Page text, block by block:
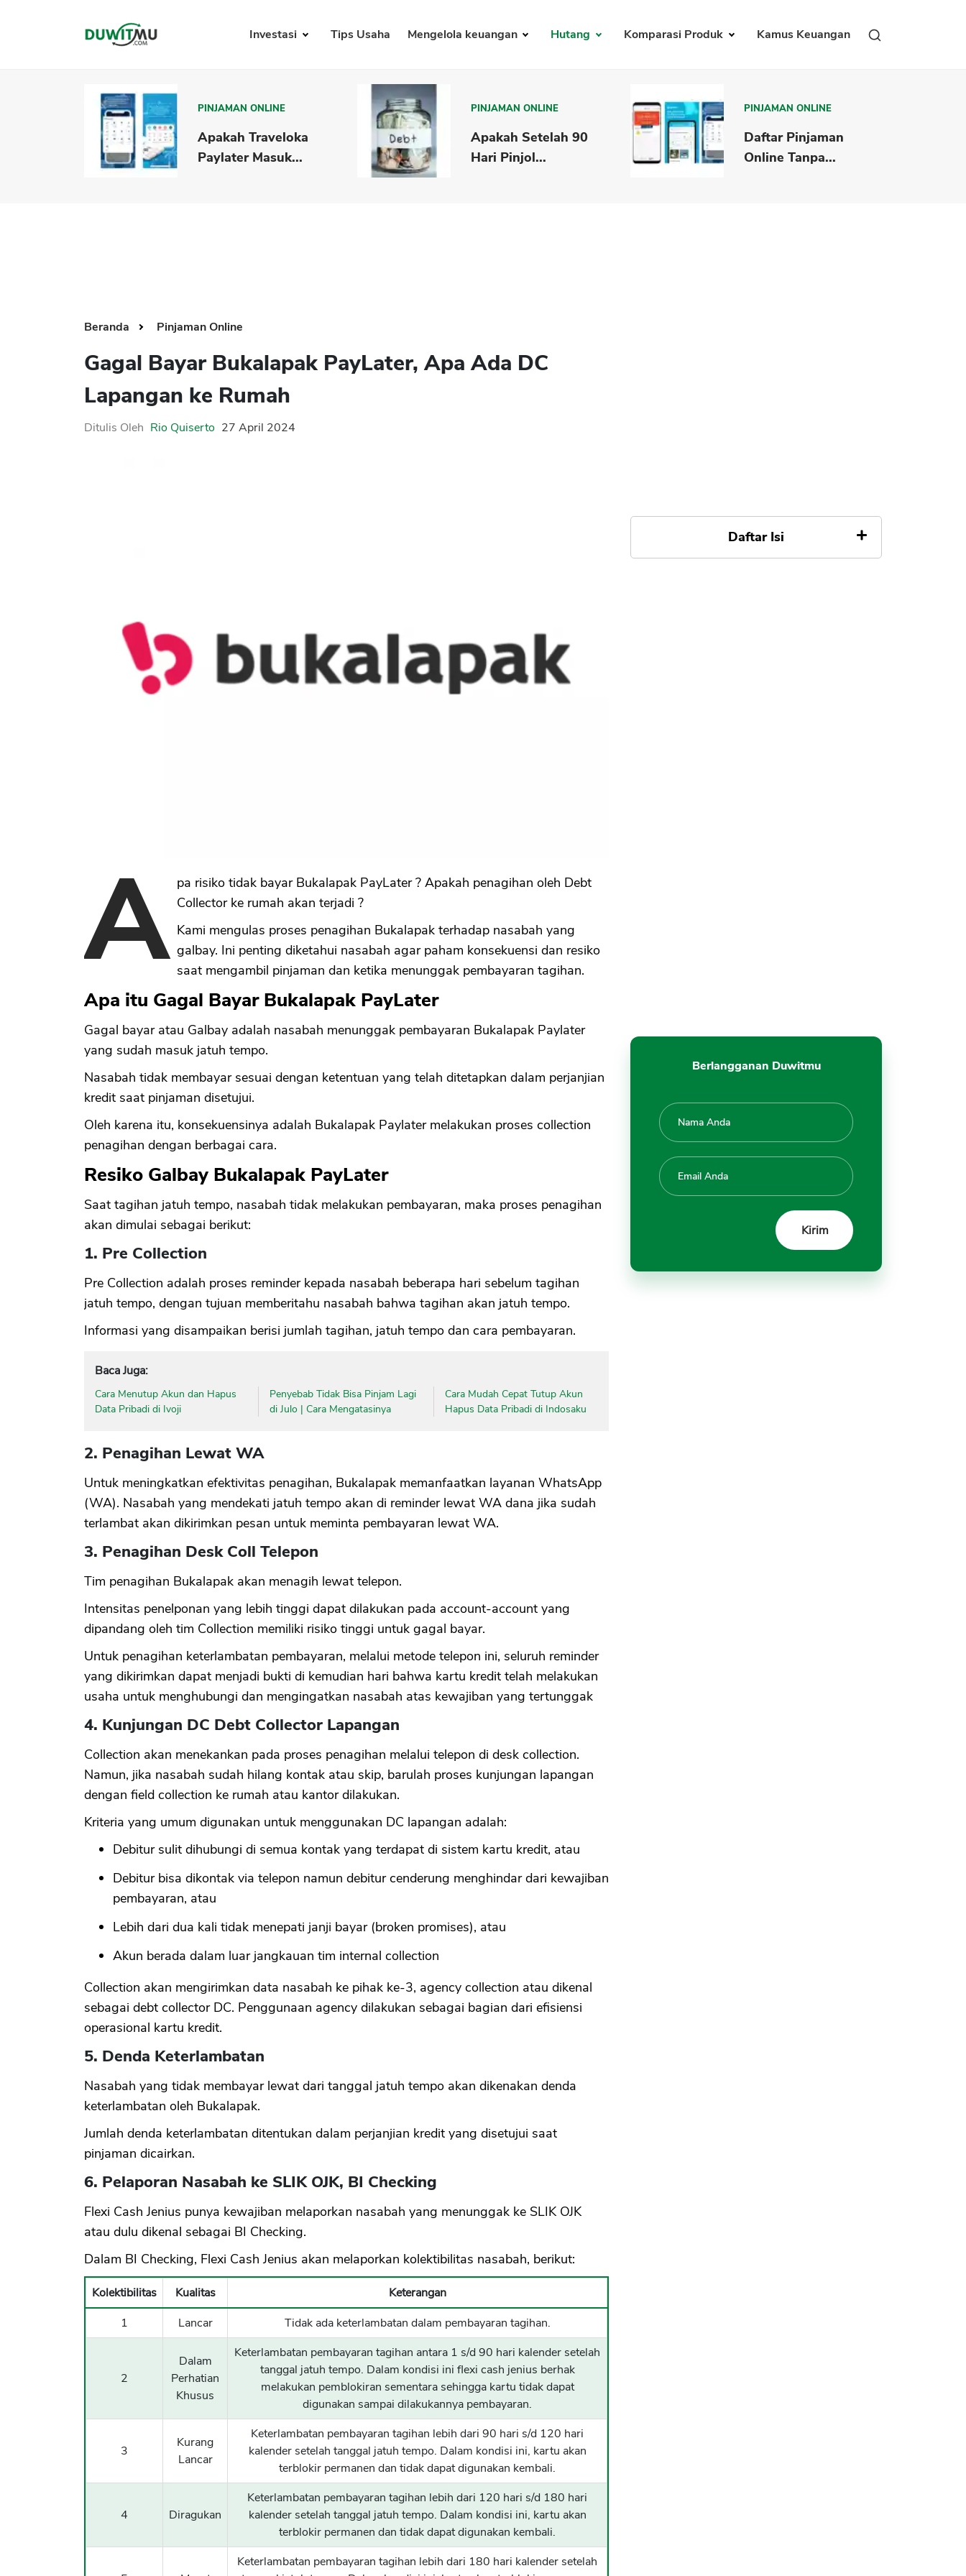
Investasi Tips Usaha Mengelola keuangan Hutang Komparasi Produk Kamus Keuangan
PINJAMAN ONLINE
Apakah Traveloka
Paylater Masuk...
PINJAMAN ONLINE
Apakah Setelah 90
Hari Pinjol...
PINJAMAN ONLINE
Daftar Pinjaman
Online Tanpa...
Beranda Pinjaman Online
Gagal Bayar Bukalapak PayLater, Apa Ada DC
Lapangan ke Rumah
Ditulis Oleh Rio Quiserto 27 April 2024
A pa risiko tidak bayar Bukalapak PayLater ? Apakah penagihan oleh Debt
Collector ke rumah akan terjadi ?
Kami mengulas proses penagihan Bukalapak terhadap nasabah yang
galbay. Ini penting diketahui nasabah agar paham konsekuensi dan resiko
saat mengambil pinjaman dan ketika menunggak pembayaran tagihan.
Apa itu Gagal Bayar Bukalapak PayLater
Gagal bayar atau Galbay adalah nasabah menunggak pembayaran Bukalapak Paylater
yang sudah masuk jatuh tempo.
Nasabah tidak membayar sesuai dengan ketentuan yang telah ditetapkan dalam perjanjian
kredit saat pinjaman disetujui.
Oleh karena itu, konsekuensinya adalah Bukalapak Paylater melakukan proses collection
penagihan dengan berbagai cara.
Resiko Galbay Bukalapak PayLater
Saat tagihan jatuh tempo, nasabah tidak melakukan pembayaran, maka proses penagihan
akan dimulai sebagai berikut:
1. Pre Collection
Pre Collection adalah proses reminder kepada nasabah beberapa hari sebelum tagihan
jatuh tempo, dengan tujuan memberitahu nasabah bahwa tagihan akan jatuh tempo.
Informasi yang disampaikan berisi jumlah tagihan, jatuh tempo dan cara pembayaran.
Baca Juga:
Cara Menutup Akun dan Hapus
Data Pribadi di Ivoji
Penyebab Tidak Bisa Pinjam Lagi
di Julo | Cara Mengatasinya
Cara Mudah Cepat Tutup Akun
Hapus Data Pribadi di Indosaku
2. Penagihan Lewat WA
Untuk meningkatkan efektivitas penagihan, Bukalapak memanfaatkan layanan WhatsApp
(WA). Nasabah yang mendekati jatuh tempo akan di reminder lewat WA dana jika sudah
terlambat akan dikirimkan pesan untuk meminta pembayaran lewat WA.
3. Penagihan Desk Coll Telepon
Tim penagihan Bukalapak akan menagih lewat telepon.
Intensitas penelponan yang lebih tinggi dapat dilakukan pada account-account yang
dipandang oleh tim Collection memiliki risiko tinggi untuk gagal bayar.
Untuk penagihan keterlambatan pembayaran, melalui metode telepon ini, seluruh reminder
yang dikirimkan dapat menjadi bukti di kemudian hari bahwa kartu kredit telah melakukan
usaha untuk menghubungi dan mengingatkan nasabah atas kewajiban yang tertunggak
4. Kunjungan DC Debt Collector Lapangan
Collection akan menekankan pada proses penagihan melalui telepon di desk collection.
Namun, jika nasabah sudah hilang kontak atau skip, barulah proses kunjungan lapangan
dengan field collection ke rumah atau kantor dilakukan.
Kriteria yang umum digunakan untuk menggunakan DC lapangan adalah:
Debitur sulit dihubungi di semua kontak yang terdapat di sistem kartu kredit, atau
Debitur bisa dikontak via telepon namun debitur cenderung menghindar dari kewajiban
pembayaran, atau
Lebih dari dua kali tidak menepati janji bayar (broken promises), atau
Akun berada dalam luar jangkauan tim internal collection
Collection akan mengirimkan data nasabah ke pihak ke-3, agency collection atau dikenal
sebagai debt collector DC. Penggunaan agency dilakukan sebagai bagian dari efisiensi
operasional kartu kredit.
5. Denda Keterlambatan
Nasabah yang tidak membayar lewat dari tanggal jatuh tempo akan dikenakan denda
keterlambatan oleh Bukalapak.
Jumlah denda keterlambatan ditentukan dalam perjanjian kredit yang disetujui saat
pinjaman dicairkan.
6. Pelaporan Nasabah ke SLIK OJK, BI Checking
Flexi Cash Jenius punya kewajiban melaporkan nasabah yang menunggak ke SLIK OJK
atau dulu dikenal sebagai BI Checking.
Dalam BI Checking, Flexi Cash Jenius akan melaporkan kolektibilitas nasabah, berikut:
Kolektibilitas Kualitas
Keterangan
1
Lancar Tidak ada keterlambatan dalam pembayaran tagihan.
2
Dalam
Perhatian
Khusus
Keterlambatan pembayaran tagihan antara 1 s/d 90 hari kalender setelah
tanggal jatuh tempo. Dalam kondisi ini flexi cash jenius berhak
melakukan pemblokiran sementara sehingga kartu tidak dapat
digunakan sampai dilakukannya pembayaran.
3
Kurang
Lancar
Keterlambatan pembayaran tagihan lebih dari 90 hari s/d 120 hari
kalender setelah tanggal jatuh tempo. Dalam kondisi ini, kartu akan
terblokir permanen dan tidak dapat digunakan kembali.
4 Diragukan
Keterlambatan pembayaran tagihan lebih dari 120 hari s/d 180 hari
kalender setelah tanggal jatuh tempo. Dalam kondisi ini, kartu akan
terblokir permanen dan tidak dapat digunakan kembali.
Keterlambatan pembayaran tagihan lebih dari 180 hari kalender setelah
Daftar Isi
Berlangganan Duwitmu
OK
CANCEL